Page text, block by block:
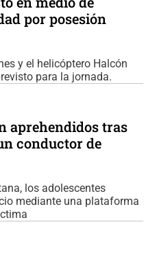
por posesión
y el helicóptero Halcón
para la jornada.
aprehendidos tras
conductor de
los adolescentes
mediante una plataforma